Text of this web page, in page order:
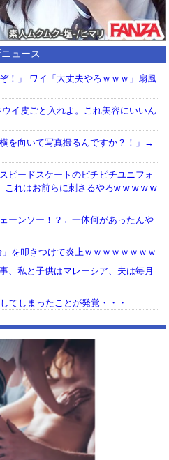
ュース
！」 ワイ「大丈夫やろｗｗｗ」扇風
イ皮ごと入れよ。これ美容にいいん
を向いて写真撮るんですか？！」→
ピードスケートのピチピチユニフォ
れはお前らに刺さるやろw w w w w
ーンソー！？←一体何があったんや
を叩きつけて炎上ｗｗｗｗｗｗｗｗ
、私と子供はマレーシア、夫は毎月
てしまったことが発覚・・・
たちが続々乱入 → スタッフが注意し